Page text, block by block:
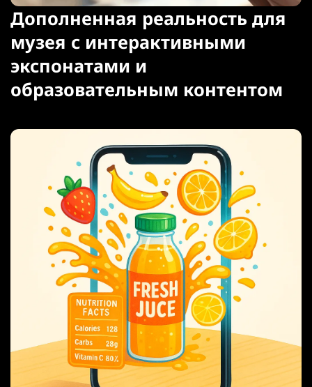
Дополненная реальность для
музея с интерактивными
экспонатами и
образовательным контентом